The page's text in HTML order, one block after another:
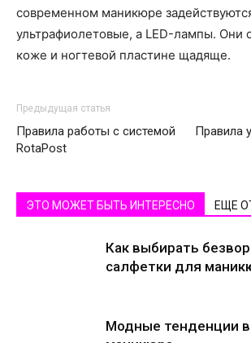
современном маникюре
ультрафиолетовые, а LED-лампы. Они
коже и ногтевой пластине щадяще.
Предыдущая статья
Правила работы с системой
RotaPost
Правила
ЭТО МОЖЕТ БЫТЬ ИНТЕРЕСНО ЕЩЕ
Как выбирать
салфетки для
Модные тенденции